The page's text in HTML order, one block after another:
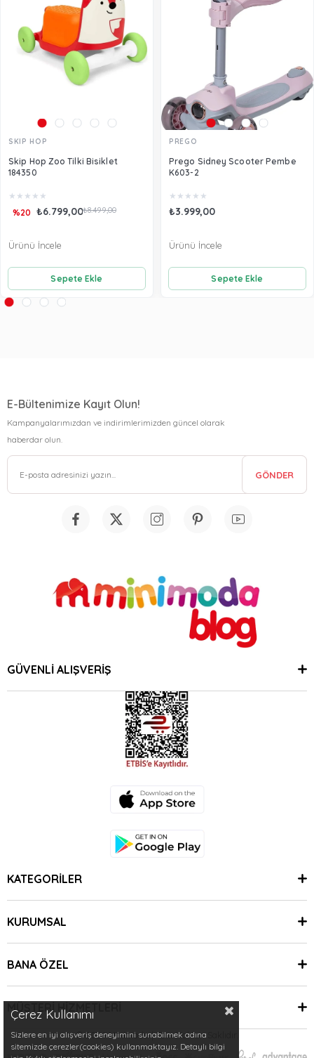
SKIP HOP
Skip Hop Zoo Tilki Bisiklet
184350
★ ★ ★ ★ ★
₺6.799,00₺8.499,00
%20
Sepete Ekle
Ürünü İncele
PREGO
Prego Sidney Scooter Pembe
K603-2
★ ★ ★ ★ ★
₺3.999,00
Sepete Ekle
Ürünü İncele
E-Bültenimize Kayıt Olun!
Kampanyalarımızdan ve indirimlerimizden güncel olarak
haberdar olun.
GÖNDER
GÜVENLİ ALIŞVERİŞ
KATEGORİLER
KURUMSAL
BANA ÖZEL
MÜŞTERİ HİZMETLERİ
© 2024 Minimoda | Tüm Hakları Saklıdır.
Çerez Kullanımı
Sizlere en iyi alışveriş deneyimini sunabilmek adına
sitemizde çerezler(cookies) kullanmaktayız. Detaylı bilgi